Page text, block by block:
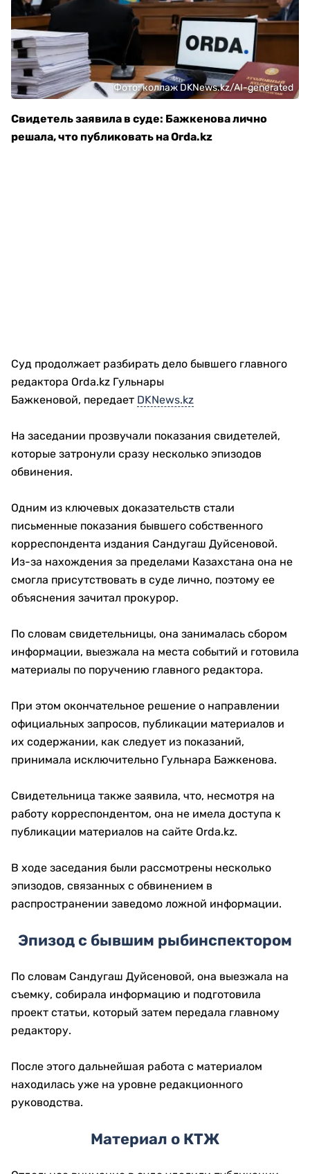
Фото: коллаж DKNews.kz/AI-generated
Свидетель заявила в суде: Бажкенова лично
решала, что публиковать на Orda.kz
Суд продолжает разбирать дело бывшего главного
редактора Orda.kz Гульнары
Бажкеновой, передает DKNews.kz
На заседании прозвучали показания свидетелей,
которые затронули сразу несколько эпизодов
обвинения.
Одним из ключевых доказательств стали
письменные показания бывшего собственного
корреспондента издания Сандугаш Дуйсеновой.
Из-за нахождения за пределами Казахстана она не
смогла присутствовать в суде лично, поэтому ее
объяснения зачитал прокурор.
По словам свидетельницы, она занималась сбором
информации, выезжала на места событий и готовила
материалы по поручению главного редактора.
При этом окончательное решение о направлении
официальных запросов, публикации материалов и
их содержании, как следует из показаний,
принимала исключительно Гульнара Бажкенова.
Свидетельница также заявила, что, несмотря на
работу корреспондентом, она не имела доступа к
публикации материалов на сайте Orda.kz.
В ходе заседания были рассмотрены несколько
эпизодов, связанных с обвинением в
распространении заведомо ложной информации.
Эпизод с бывшим рыбинспектором
По словам Сандугаш Дуйсеновой, она выезжала на
съемку, собирала информацию и подготовила
проект статьи, который затем передала главному
редактору.
После этого дальнейшая работа с материалом
находилась уже на уровне редакционного
руководства.
Материал о КТЖ